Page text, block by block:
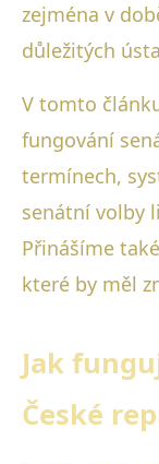
zejména v
důležitých
V tomto
fungování
termínech,
senátní volby
Přinášíme
které by měl
Jak
České